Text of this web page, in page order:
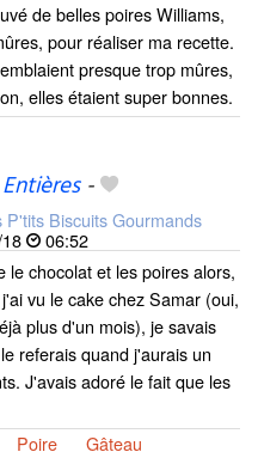
de belles poires Williams,
pour réaliser ma recette.
presque trop mûres,
elles étaient super bonnes.
-
P'tits Biscuits Gourmands
06:52
le chocolat et les poires alors,
vu le cake chez Samar (oui,
plus d'un mois), je savais
referais quand j'aurais un
J'avais adoré le fait que les
Poire Gâteau